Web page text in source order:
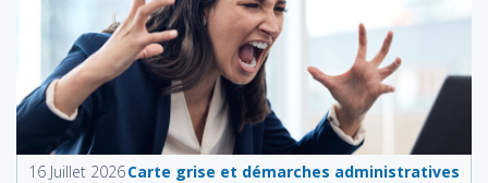
16 Juillet 2026Carte grise et démarches administratives